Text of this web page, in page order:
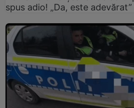
spus adio! „Da, este adevărat”